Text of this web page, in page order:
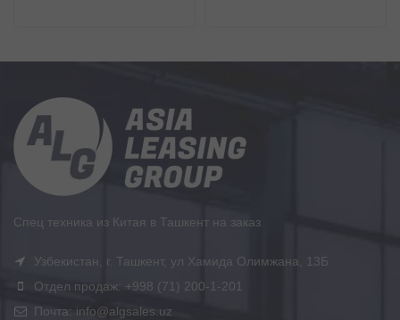
Спец техника из Китая в Ташкент на заказ
Узбекистан, г. Ташкент, ул Хамида Олимжана, 13Б
Отдел продаж: +998 (71) 200-1-201
Почта: info@algsales.uz